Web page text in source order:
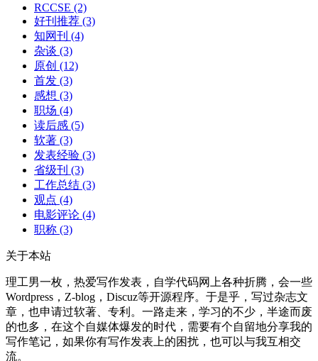
RCCSE (2)
好刊推荐 (3)
知网刊 (4)
杂谈 (3)
原创 (12)
首发 (3)
感想 (3)
职场 (4)
读后感 (5)
软著 (3)
发表经验 (3)
省级刊 (3)
工作总结 (3)
观点 (4)
电影评论 (4)
职称 (3)
关于本站
理工男一枚，热爱写作发表，自学代码网上各种折腾，会一些
Wordpress，Z-blog，Discuz等开源程序。于是乎，写过杂志文
章，也申请过软著、专利。一路走来，学习的不少，半途而废
的也多，在这个自媒体爆发的时代，需要有个自留地分享我的
写作笔记，如果你有写作发表上的困扰，也可以与我互相交
流。